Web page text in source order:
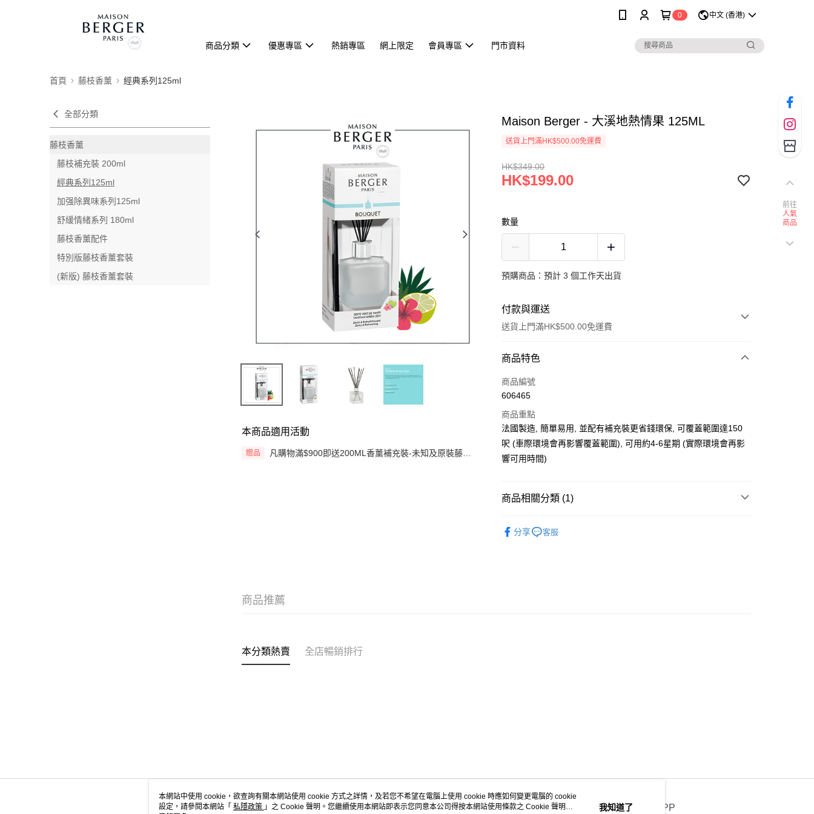
0 中文 (香港)
商品分類 優惠專區 熱銷專區 網上限定 會員專區 門市資料
首頁 藤枝香薰 經典系列125ml
全部分類
藤枝香薰
藤枝補充裝 200ml
經典系列125ml
加强除異味系列125ml
舒緩情緒系列 180ml
藤枝香薰配件
特別版藤枝香薰套裝
(新版) 藤枝香薰套裝
本商品適用活動
贈品
凡購物滿$900即送200ML香薰補充裝-未知及原裝藤枝
Maison Berger - 大溪地熱情果 125ML
送貨上門滿HK$500.00免運費
HK$349.00
HK$199.00
數量
預購商品：預計 3 個工作天出貨
付款與運送
送貨上門滿HK$500.00免運費
付款方式
信用卡
WeChat Pay
送貨方式
豐自提點點碼便可
付款後門市自取 (大約需時3-5個工作天送達所選店舖, 客人會收到S
商品特色
商品編號
606465
商品重點
法國製造, 簡單易用, 並配有補充裝更省錢環保, 可覆蓋範圍達150
呎 (車際環境會再影響覆蓋範圍), 可用約4-6星期 (實際環境會再影
響可用時間)
商品相關分類 (1)
分享
客服
商品推薦
本分類熱賣 全店暢銷排行
關於我們 客戶服務 官方APP
前往
人氣
商品
本網站中使用 cookie，欲查詢有關本網站使用 cookie 方式之詳情，及若您不希望在電腦上使用 cookie 時應如何變更電腦的 cookie
設定，請參閱本網站「 私隱政策 」之 Cookie 聲明。您繼續使用本網站即表示您同意本公司得按本網站使用條款之 Cookie 聲明使
我知道了